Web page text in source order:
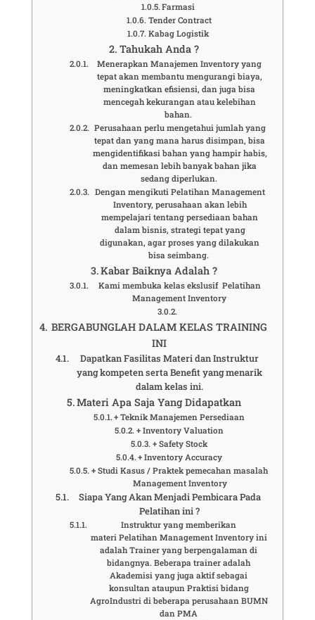
Farmasi
Tender Contract
Kabag Logistik
Tahukah Anda ?
Menerapkan Manajemen Inventory yang
tepat akan membantu mengurangi biaya,
meningkatkan efisiensi, dan juga bisa
mencegah kekurangan atau kelebihan
bahan.
Perusahaan perlu mengetahui jumlah yang
tepat dan yang mana harus disimpan, bisa
mengidentifikasi bahan yang hampir habis,
dan memesan lebih banyak bahan jika
sedang diperlukan.
Dengan mengikuti Pelatihan Management
Inventory, perusahaan akan lebih
mempelajari tentang persediaan bahan
dalam bisnis, strategi tepat yang
digunakan, agar proses yang dilakukan
bisa seimbang.
Kabar Baiknya Adalah ?
Kami membuka kelas ekslusif Pelatihan
Management Inventory
BERGABUNGLAH DALAM KELAS TRAINING
INI
Dapatkan Fasilitas Materi dan Instruktur
yang kompeten serta Benefit yang menarik
dalam kelas ini.
Materi Apa Saja Yang Didapatkan
+ Teknik Manajemen Persediaan
+ Inventory Valuation
+ Safety Stock
+ Inventory Accuracy
+ Studi Kasus / Praktek pemecahan masalah
Management Inventory
Siapa Yang Akan Menjadi Pembicara Pada
Pelatihan ini ?
Instruktur yang memberikan
materi Pelatihan Management Inventory ini
adalah Trainer yang berpengalaman di
bidangnya. Beberapa trainer adalah
Akademisi yang juga aktif sebagai
konsultan ataupun Praktisi bidang
AgroIndustri di beberapa perusahaan BUMN
dan PMA